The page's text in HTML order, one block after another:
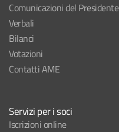
Comunicazioni del Presidente
Verbali
Bilanci
Votazioni
Contatti AME
Servizi per i soci
Iscrizioni online